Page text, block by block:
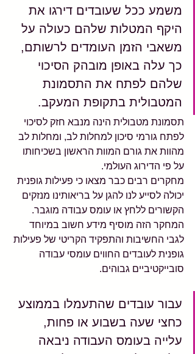
משמע ככל שעובדים דירגו את
היקף המטלות שלהם כעולה על
משאבי הזמן העומדים לרשותם,
כך עלה באופן מובהק הסיכוי
שלהם לפתח את התסמונת
המטבולית בתקופת המעקב.
תסמונת מטבולית הינה מנבא חזק לסיכוי
לפתח גורמי סיכון למחלות לב, ומחלות לב
מהוות את גורם המוות הראשון בשכיחותו
על פי הדירוג העולמי.
מחקרים רבים כבר מצאו כי פעילות גופנית
יכולה לסייע לנו להגן על בריאותינו מנזקים
הקשורים ללחץ או עומס עבודה מוגבר.
המחקר הזה מוסיף מידע חשוב במיוחד
לגבי החשיבות והתפקיד הקריטי של פעילות
גופנית לעובדים החווים עומסי עבודה
סובייקטיביים גבוהים.
עבור עובדים שהתעמלו בממוצע
כחצי שעה בשבוע או פחות,
עלייה בעומס העבודה ניבאה